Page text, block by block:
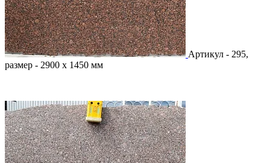
Артикул - 295,
размер - 2900 х 1450 мм